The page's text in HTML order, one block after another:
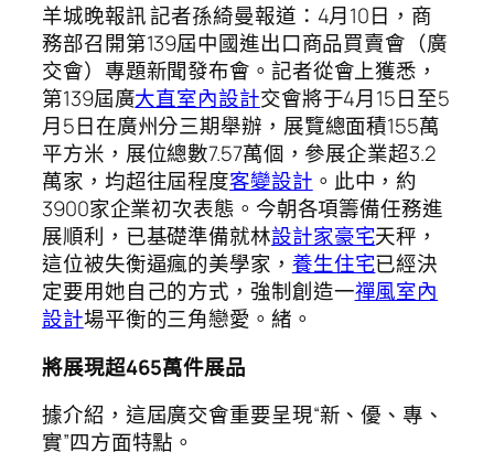
羊城晚報訊 記者孫綺曼報道：4月10日，商
務部召開第139屆中國進出口商品買賣會（廣
交會）專題新聞發布會。記者從會上獲悉，
第139屆廣大直室內設計交會將于4月15日至5
月5日在廣州分三期舉辦，展覽總面積155萬
平方米，展位總數7.57萬個，參展企業超3.2
萬家，均超往屆程度客變設計 。此中，約
3900家企業初次表態。今朝各項籌備任務進
展順利，已基礎準備就林設計家豪宅天秤，
這位被失衡逼瘋的美學家， 養生住宅已經決
定要用她自己的方式，強制創造一禪風室內
設計場平衡的三角戀愛。緒。
將展現超465萬件展品
據介紹，這屆廣交會重要呈現“新、優、專、
實”四方面特點。